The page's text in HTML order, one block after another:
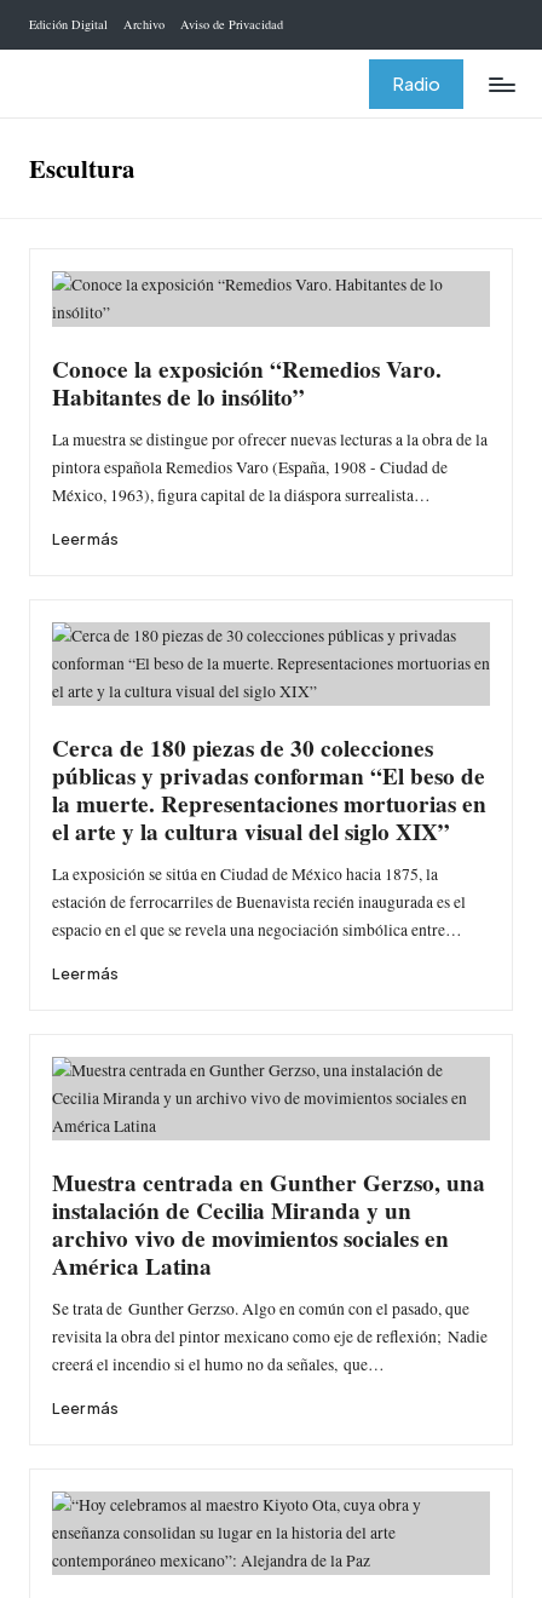
Saltar
Edición Digital Archivo Aviso de Privacidad
Radio
Escultura
Conoce la exposición “Remedios Varo.
Habitantes de lo insólito”
La muestra se distingue por ofrecer nuevas lecturas a la obra de la
pintora española Remedios Varo (España, 1908 - Ciudad de
México, 1963), figura capital de la diáspora surrealista…
Leer más
Cerca de 180 piezas de 30 colecciones
públicas y privadas conforman “El beso de
la muerte. Representaciones mortuorias en
el arte y la cultura visual del siglo XIX”
La exposición se sitúa en Ciudad de México hacia 1875, la
estación de ferrocarriles de Buenavista recién inaugurada es el
espacio en el que se revela una negociación simbólica entre…
Leer más
Muestra centrada en Gunther Gerzso, una
instalación de Cecilia Miranda y un
archivo vivo de movimientos sociales en
América Latina
Se trata de Gunther Gerzso. Algo en común con el pasado, que
revisita la obra del pintor mexicano como eje de reflexión; Nadie
creerá el incendio si el humo no da señales, que…
Leer más